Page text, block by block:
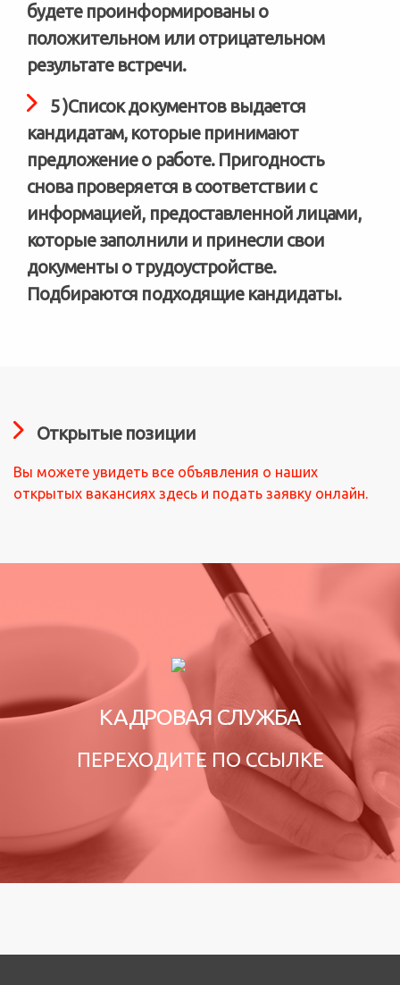
будете проинформированы о
положительном или отрицательном
результате встречи.
5 )Список документов выдается
кандидатам, которые принимают
предложение о работе. Пригодность
снова проверяется в соответствии с
информацией, предоставленной лицами,
которые заполнили и принесли свои
документы о трудоустройстве.
Подбираются подходящие кандидаты.
Открытые позиции
Вы можете увидеть все объявления о наших
открытых вакансиях здесь и подать заявку онлайн.
КАДРОВАЯ СЛУЖБА
ПЕРЕХОДИТЕ ПО ССЫЛКЕ